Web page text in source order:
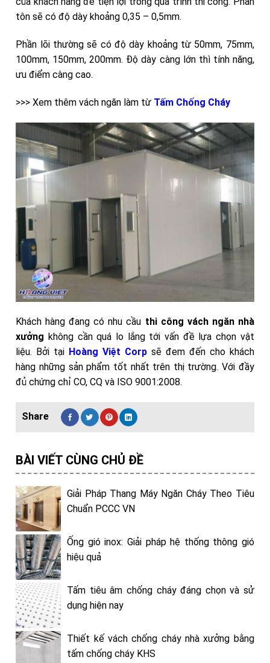
tôn sẽ có độ dày khoảng 0,35 – 0,5mm.
Phần lõi thường sẽ có độ dày khoảng từ 50mm, 75mm,
100mm, 150mm, 200mm. Độ dày càng lớn thì tính năng,
ưu điểm càng cao.
>>> Xem thêm vách ngăn làm từ Tấm Chống Cháy
Khách hàng đang có nhu cầu thi công vách ngăn nhà
xưởng không cần quá lo lắng tới vấn đề lựa chọn vật
liệu. Bởi tại Hoàng Việt Corp sẽ đem đến cho khách
hàng những sản phẩm tốt nhất trên thị trường. Với đầy
đủ chứng chỉ CO, CQ và ISO 9001:2008.
BÀI VIẾT CÙNG CHỦ ĐỀ
Giải Pháp Thang Máy Ngăn Cháy Theo Tiêu
Chuẩn PCCC VN
Ống gió inox: Giải pháp hệ thống thông gió
hiệu quả
Tấm tiêu âm chống cháy đáng chọn và sử
dụng hiện nay
Thiết kế vách chống cháy nhà xưởng bằng
tấm chống cháy KHS